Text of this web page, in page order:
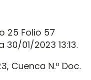
25 Folio 57
01/2023 13:13.
Cuenca N.º Doc.